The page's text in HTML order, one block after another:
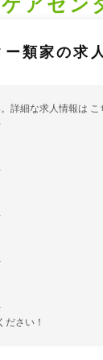
アセン
ー類家の求
詳細な求人情報は こ
ださい！